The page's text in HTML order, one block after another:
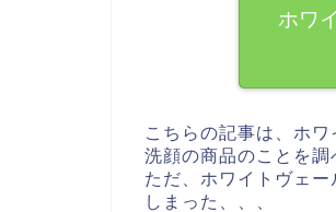
ホワ
こちらの記事は、ホ
洗顔の商品のことを
ただ、ホワイトヴェ
しまった、、、